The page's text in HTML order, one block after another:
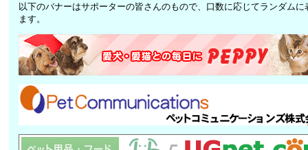
以下のバナーはサポーターの皆さんのもので、口数に応じてランダムに
ます。